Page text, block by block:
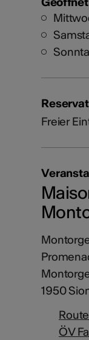
Freier
1950
ÖV